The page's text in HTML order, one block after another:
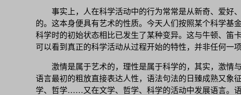
事实上，人在科学活动中的行为常常是从新奇、爱好
的。这本身便具有艺术的性质。今天人们按照某个科学基
科学时的初始状态相比已发生了某种变异。这与牛顿、笛
可以看到真正的科学活动从过程开始的特性，并非任何一
激情是属于艺术的，理性是属于科学的，其实，激情
语言最初的粗放直接表达人性，语法句法的日臻成熟又象
学、哲学……又在文学、哲学、科学的活动中发展语言。